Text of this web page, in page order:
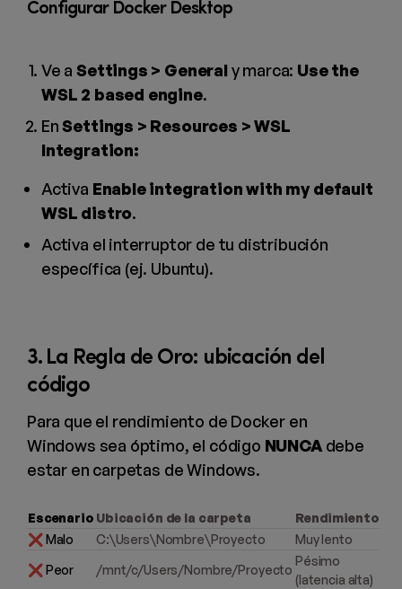
Configurar Docker Desktop
Ve aSettings > Generaly marca: Use the
WSL 2 based engine.
EnSettings > Resources > WSL
Integration:
Activa Enable integration with my default
WSL distro.
Activa el interruptor de tu distribución
específica (ej. Ubuntu).
3. La Regla de Oro: ubicación del
código
Para que el rendimiento de Docker en
Windows sea óptimo, el código NUNCAdebe
estar en carpetas de Windows.
Escenario Ubicación de la carpeta
Rendimiento
❌ Malo
C:\Users\Nombre\Proyecto
Muy lento
❌ Peor
/mnt/c/Users/Nombre/Proyecto
Pésimo
(latencia alta)